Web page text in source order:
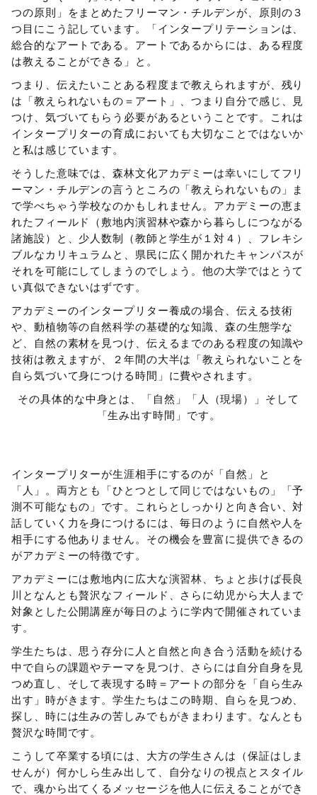
つの原則」をまとめたフリーマン・チルデンが、原則の３
つ目にこう記しています。「インタープリテーションは、
総合的なアートである。アートであるからには、ある程度
は教えることができる」と。
つまり、伝えたいことある程度まで教えられますが、残り
は「教えられないもの＝アート」、つまり自分で感じ、見
つけ、気づいてもらう必要があるということです。これは
インタープリターの育成においても大切なことではないか
と私は感じています。
そうした意味では、森林文化アカデミーは幸いにしてフリ
ーマン・チルデンの言うところの「教えられないもの」ま
で学べちゃう学校なのかもしれません。アカデミーの恵ま
れたフィールド（敷地内演習林や森から暮らしにつながる
諸施設）と、少人数制（教師と学生が１対４）、フレキシ
ブルなカリキュラムと、県民に広く開かれたキャンパスが
それを可能にしてしまうのでしょう。他の大学ではとうて
い真似できないはずです。
アカデミーのインタープリター養成の場合、伝える技術
や、動植物等の自然科学の基礎的な知識、森の生態学な
ど、自然の素材を見つけ、伝えるまでのある程度の知識や
技術は教えますが、２年間の大半は「教えられないことを
自ら気づいて身につける時間」に費やされます。
その具体的な中身とは、「自然」「人（現場）」そして
「生み出す時間」です。
インタープリターが生涯相手にするのが「自然」と
「人」。両方とも「ひとつとして同じではないもの」「予
測不可能なもの」です。これらとしっかりと向き合い、対
話していく力を身につけるには、毎日のように自然や人を
相手にする他ありません。その機会を豊富に提供できるの
がアカデミーの特徴です。
アカデミーには敷地内に広大な演習林、ちょと歩けば長良
川となんとも贅沢なフィールド、さらに幼児から大人まで
対象とした公開講座が毎日のように学内で開催されていま
す。
学生たちは、思う存分に人と自然と向き合う活動を続ける
中で自らの課題やテーマを見つけ、さらには自分自身を見
つめ直し、そして表現する時＝アートの部分を「自ら生み
出す」時がきます。学生たちはこの時期、自らを見つめ、
探し、時には生みの苦しみでもがきまわります。なんとも
贅沢な時間です。
こうして卒業する頃には、大方の学生さんは（保証はしま
せんが）何かしら生み出して、自分なりの視点とスタイル
で、魂から出てくるメッセージを他人に伝えることができ